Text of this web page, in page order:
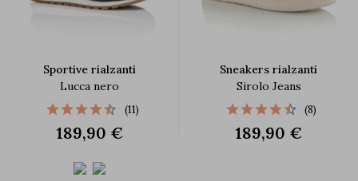
Sportive rialzanti
Lucca nero
(11)
189,90 €
Sneakers rialzanti
Sirolo Jeans
(8)
189,90 €